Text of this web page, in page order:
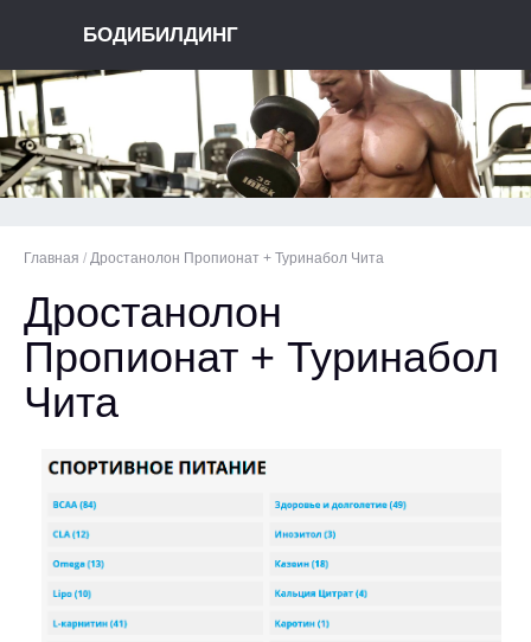
БОДИБИЛДИНГ
Главная / Дростанолон Пропионат + Туринабол Чита
Дростанолон
Пропионат + Туринабол
Чита